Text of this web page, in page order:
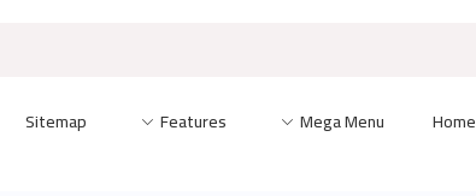
Home
Mega Menu
Features
Sitemap